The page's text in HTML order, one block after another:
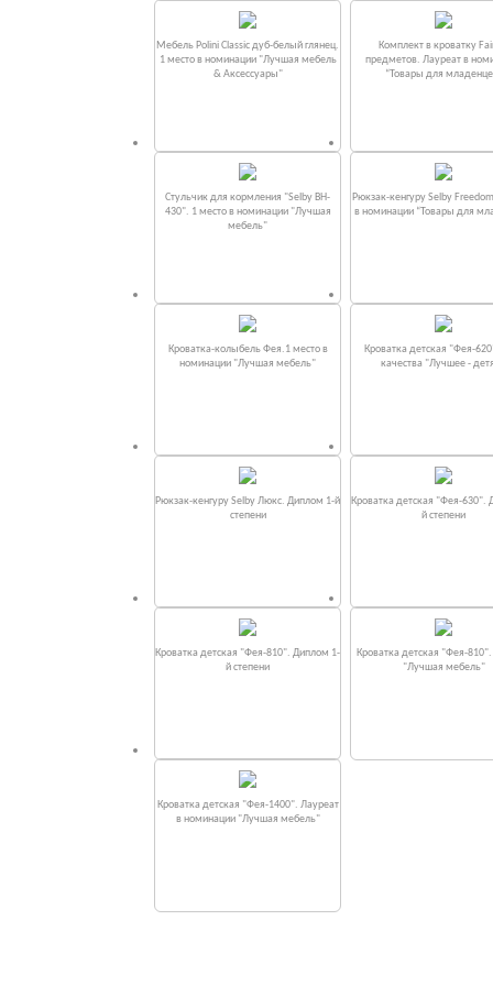
Мебель Polini Classic дуб-белый глянец.
1 место в номинации "Лучшая мебель
& Аксессуары"
Комплект в кроватку
предметов. Лауреат в
“Товары для
Стульчик для кормления "Selby BH-
430". 1 место в номинации "Лучшая
мебель"
Рюкзак-кенгуру Selby
в номинации “Товары для
Кроватка-колыбель Фея.1 место в
номинации "Лучшая мебель"
Кроватка детская "Фея-
качества "Лучшее -
Рюкзак-кенгуру Selby Люкс. Диплом 1-й
степени
Кроватка детская "Фея-630".
й степени
Кроватка детская "Фея-810". Диплом 1-
й степени
Кроватка детская "Фея-
"Лучшая мебель"
Кроватка детская "Фея-1400". Лауреат
в номинации "Лучшая мебель"